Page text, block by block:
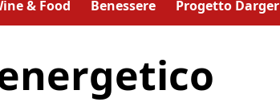
& Food Benessere Progetto Darger